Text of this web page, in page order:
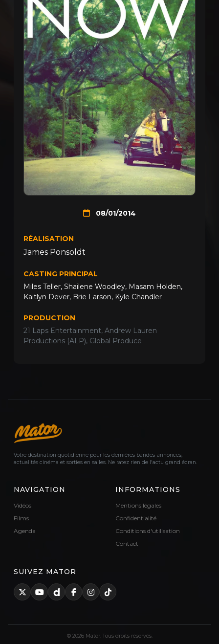
08/01/2014
RÉALISATION
James Ponsoldt
CASTING PRINCIPAL
Miles Teller, Shailene Woodley, Masam Holden,
Kaitlyn Dever, Brie Larson, Kyle Chandler
PRODUCTION
21 Laps Entertainment, Andrew Lauren
Productions (ALP), Global Produce
Votre destination quotidienne pour les dernières bandes-annonces,
actualités cinéma et sorties en salles. Ne ratez rien de l'actu grand écran.
NAVIGATION
Vidéos
Films
Agenda
INFORMATIONS
Mentions légales
Confidentialité
Conditions d'utilisation
Contact
SUIVEZ MATOR
© 2026 Mator. Tous droits réservés.